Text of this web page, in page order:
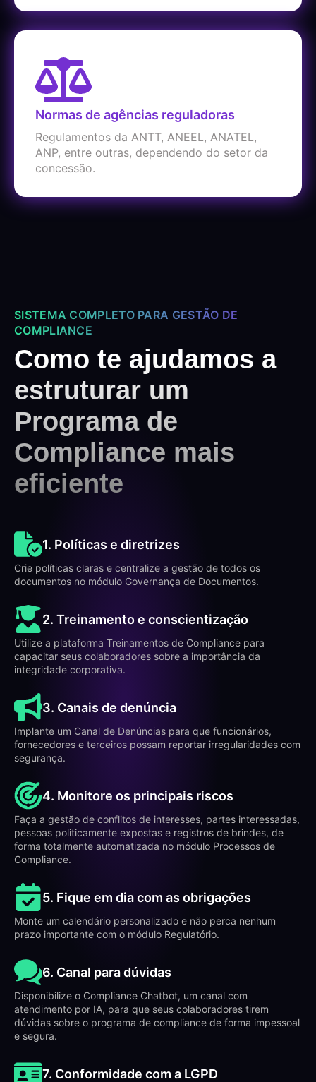
Normas de agências reguladoras
Regulamentos da ANTT, ANEEL, ANATEL,
ANP, entre outras, dependendo do setor da
concessão.
SISTEMA COMPLETO PARA GESTÃO DE
COMPLIANCE
Como te ajudamos a
estruturar um
Programa de
Compliance mais
eficiente
1. Políticas e diretrizes
Crie políticas claras e centralize a gestão de todos os
documentos no módulo Governança de Documentos.
2. Treinamento e conscientização
Utilize a plataforma Treinamentos de Compliance para
capacitar seus colaboradores sobre a importância da
integridade corporativa.
3. Canais de denúncia
Implante um Canal de Denúncias para que funcionários,
fornecedores e terceiros possam reportar irregularidades com
segurança.
4. Monitore os principais riscos
Faça a gestão de conflitos de interesses, partes interessadas,
pessoas politicamente expostas e registros de brindes, de
forma totalmente automatizada no módulo Processos de
Compliance.
5. Fique em dia com as obrigações
Monte um calendário personalizado e não perca nenhum
prazo importante com o módulo Regulatório.
6. Canal para dúvidas
Disponibilize o Compliance Chatbot, um canal com
atendimento por IA, para que seus colaboradores tirem
dúvidas sobre o programa de compliance de forma impessoal
e segura.
7. Conformidade com a LGPD